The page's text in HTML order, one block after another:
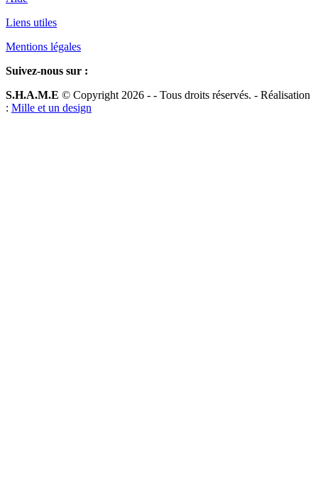
Liens utiles
Mentions légales
Suivez-nous sur :
S.H.A.M.E © Copyright 2026 - - Tous droits réservés. - Réalisation
: Mille et un design